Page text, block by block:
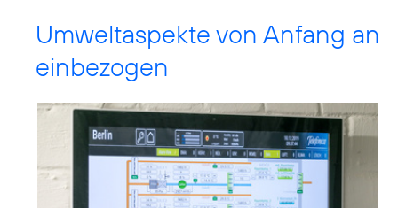
Umweltaspekte von Anfang an
einbezogen